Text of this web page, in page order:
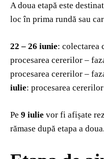
A doua etapă este
loc în prima rundă sau
22 – 26 iunie: colectarea
procesarea cererilor –
procesarea cererilor –
iulie: procesarea
Pe 9 iulie vor fi afișate
rămase după etapa a doua.